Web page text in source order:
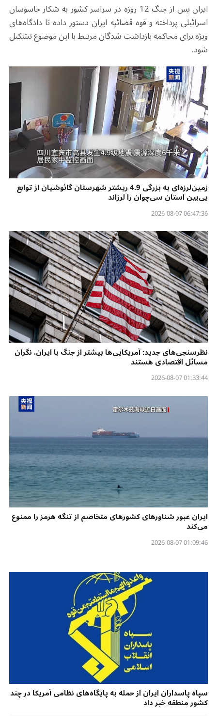
ایران پس از جنگ 12 روزه در سراسر کشور به شکار جاسوسان
اسرائیلی پرداخته و قوه قضائیه ایران دستور داده تا دادگاه‌های
ویژه‌ برای محاکمه بازداشت شدگان مرتبط با این موضوع تشکیل
شود.
زمین‌لرزه‌ای به بزرگی 4.9 ریشتر شهرستان گائوشیان از توابع
یی‌بین استان سی‌چوان را لرزاند
06:47:36 2026-08-07
نظرسنجی‌‌های جدید: آمریکایی‌ها بیشتر از جنگ با ایران، نگران
مسائل اقتصادی هستند
01:33:44 2026-08-07
ایران عبور شناورهای کشورهای متخاصم از تنگه هرمز را ممنوع
می‌کند
01:09:46 2026-08-07
سپاه پاسداران ایران از حمله به پایگاه‌های نظامی آمریکا در چند
کشور منطقه خبر داد